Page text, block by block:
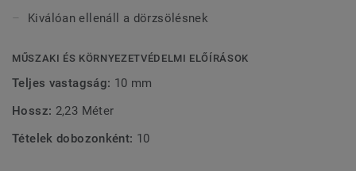
Kiválóan ellenáll a dörzsölésnek
MŰSZAKI ÉS KÖRNYEZETVÉDELMI ELŐÍRÁSOK
Teljes vastagság: 10 mm
Hossz: 2,23 Méter
Tételek dobozonként: 10